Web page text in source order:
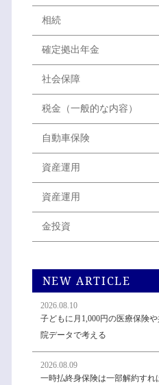
相続
確定拠出年金
社会保障
税金（一般的な内容）
自動車保険
資産運用
資産運用
金投資
NEW ARTICLE
2026.08.10
子どもに月1,000円の医療保険
院データで考える
2026.08.09
一時払終身保険は一部解約す